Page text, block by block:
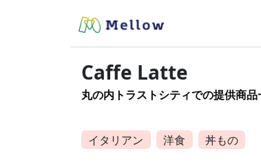
Caffe Latte
丸の内トラストシティでの提供商品
イタリアン 洋食 丼もの